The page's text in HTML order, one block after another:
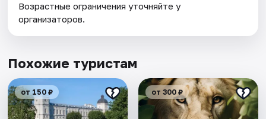
Возрастные ограничения уточняйте у
организаторов.
Похожие туристам
от 150 ₽ от 300 ₽